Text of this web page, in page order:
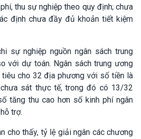
thu sự nghiệp theo quy định; chưa
định chưa đầy đủ khoản tiết kiệm
sự nghiệp nguồn ngân sách trung
với dự toán. Ngân sách trung ương
cho 32 địa phương với số tiền là
sát thực tế, trong đó có 13/32
tăng thu cao hơn số kinh phí ngân
trợ.
cho thấy, tỷ lệ giải ngân các chương